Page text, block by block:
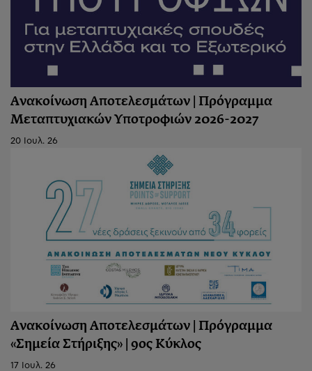
Ανακοίνωση Αποτελεσμάτων | Πρόγραμμα
Μεταπτυχιακών Υποτροφιών 2026-2027
20 Ιουλ. 26
Ανακοίνωση Aποτελεσμάτων | Πρόγραμμα
«Σημεία Στήριξης» | 9ος Κύκλος
17 Ιουλ. 26